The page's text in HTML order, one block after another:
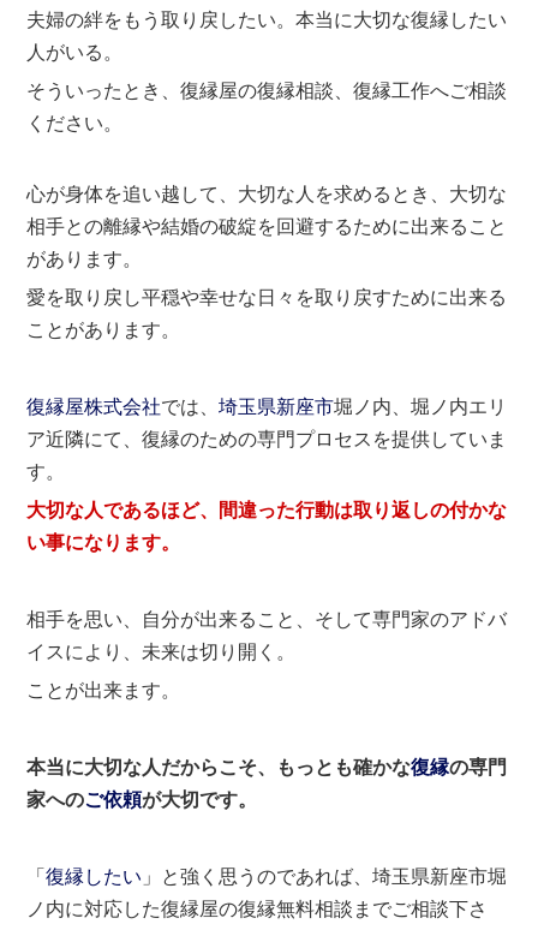
夫婦の絆をもう取り戻したい。本当に大切な復縁したい
人がいる。
そういったとき、復縁屋の復縁相談、復縁工作へご相談
ください。
心が身体を追い越して、大切な人を求めるとき、大切な
相手との離縁や結婚の破綻を回避するために出来ること
があります。
愛を取り戻し平穏や幸せな日々を取り戻すために出来る
ことがあります。
復縁屋株式会社では、埼玉県新座市堀ノ内、堀ノ内エリ
ア近隣にて、復縁のための専門プロセスを提供していま
す。
大切な人であるほど、間違った行動は取り返しの付かな
い事になります。
相手を思い、自分が出来ること、そして専門家のアドバ
イスにより、未来は切り開く。
ことが出来ます。
本当に大切な人だからこそ、もっとも確かな復縁の専門
家へのご依頼が大切です。
「復縁したい 」と強く思うのであれば、埼玉県新座市堀
ノ内に対応した復縁屋の復縁無料相談までご相談下さ